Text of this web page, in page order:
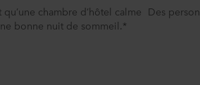
chambre d’hôtel calme
bonne nuit de sommeil.*
Des